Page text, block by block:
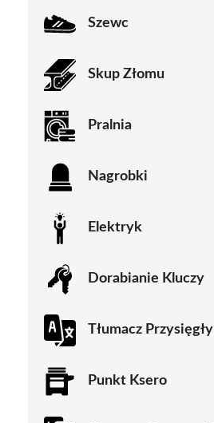
Szewc
Skup Złomu
Pralnia
Nagrobki
Elektryk
Dorabianie Kluczy
Tłumacz Przysięgły
Punkt Ksero